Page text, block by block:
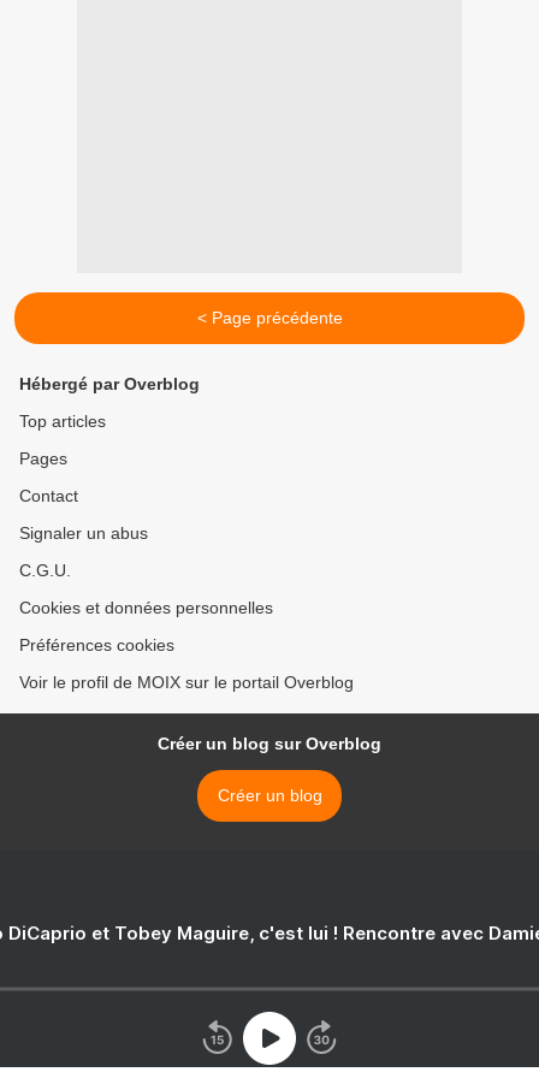
< Page précédente
Hébergé par Overblog
Top articles
Pages
Contact
Signaler un abus
C.G.U.
Cookies et données personnelles
Préférences cookies
Voir le profil de MOIX sur le portail Overblog
Créer un blog sur Overblog
Créer un blog
DiCaprio et Tobey Maguire, c'est lui ! Rencontre avec